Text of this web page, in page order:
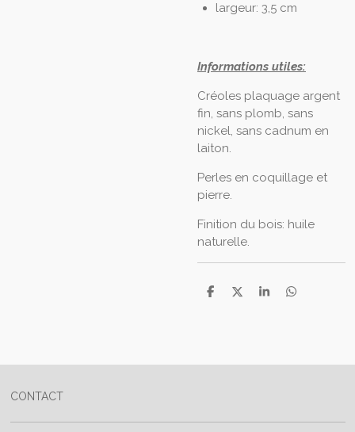
largeur: 3,5 cm
Informations utiles:
Créoles plaquage argent
fin, sans plomb, sans
nickel, sans cadnum en
laiton.
Perles en coquillage et
pierre.
Finition du bois: huile
naturelle.
P
e
P
e
P
e
P
e
CONTACT